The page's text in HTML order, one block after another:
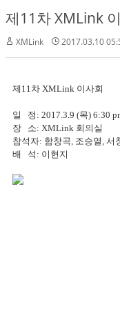
제11차 XMLink
XMLink 2017.03.10
제11차 XMLink 이사회
일 정: 2017.3.9 (목) 6:30
장 소: XMLink 회의실
참석자: 함창곡, 조승열, 서
배 석: 이현지